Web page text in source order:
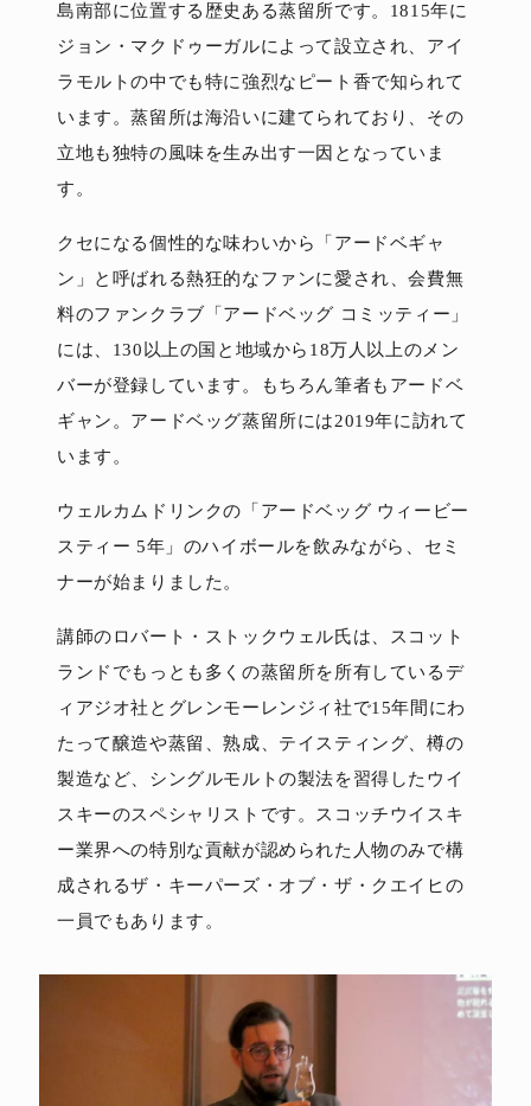
島南部に位置する歴史ある蒸留所です。1815年に
ジョン・マクドゥーガルによって設立され、アイ
ラモルトの中でも特に強烈なピート香で知られて
います。蒸留所は海沿いに建てられており、その
立地も独特の風味を生み出す一因となっていま
す。
クセになる個性的な味わいから「アードベギャ
ン」と呼ばれる熱狂的なファンに愛され、会費無
料のファンクラブ「アードベッグ コミッティー」
には、130以上の国と地域から18万人以上のメン
バーが登録しています。もちろん筆者もアードベ
ギャン。アードベッグ蒸留所には2019年に訪れて
います。
ウェルカムドリンクの「アードベッグ ウィービー
スティー 5年」のハイボールを飲みながら、セミ
ナーが始まりました。
講師のロバート・ストックウェル氏は、スコット
ランドでもっとも多くの蒸留所を所有しているデ
ィアジオ社とグレンモーレンジィ社で15年間にわ
たって醸造や蒸留、熟成、テイスティング、樽の
製造など、シングルモルトの製法を習得したウイ
スキーのスペシャリストです。スコッチウイスキ
ー業界への特別な貢献が認められた人物のみで構
成されるザ・キーパーズ・オブ・ザ・クエイヒの
一員でもあります。